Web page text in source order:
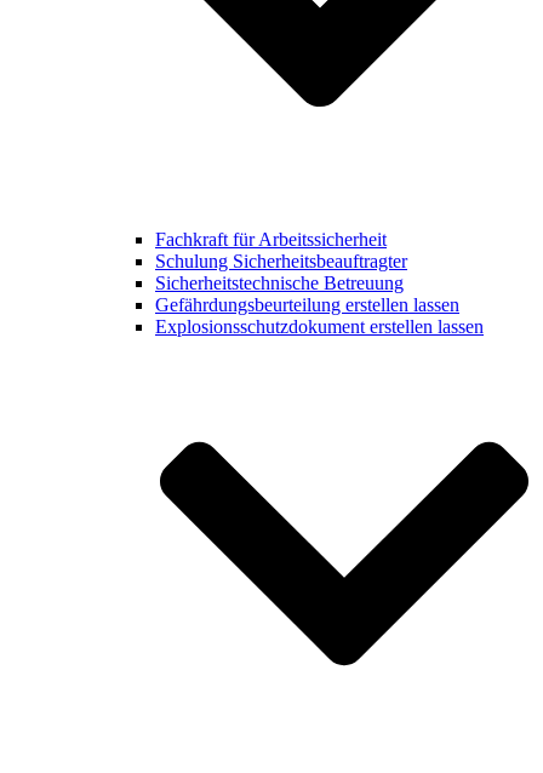
Fachkraft für Arbeitssicherheit
Schulung Sicherheitsbeauftragter
Sicherheitstechnische Betreuung
Gefährdungsbeurteilung erstellen lassen
Explosionsschutzdokument erstellen lassen